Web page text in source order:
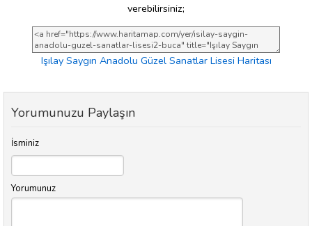
verebilirsiniz;
Işılay Saygın Anadolu Güzel Sanatlar Lisesi Haritası
Yorumunuzu Paylaşın
İsminiz
Yorumunuz